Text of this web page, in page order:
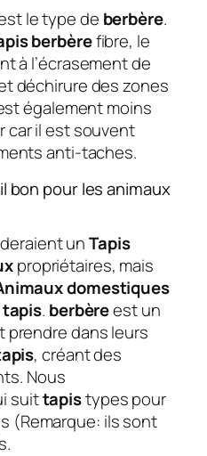
le type de berbère.
berbèrefibre, le
à l’écrasement de
déchirure des zones
également moins
car il est souvent
anti-taches.
bon pour les animaux
unTapis
propriétaires, mais
domestiques
tapis. berbèreest un
prendre dans leurs
, créant des
Nous
suittapistypes pour
(Remarque: ils sont